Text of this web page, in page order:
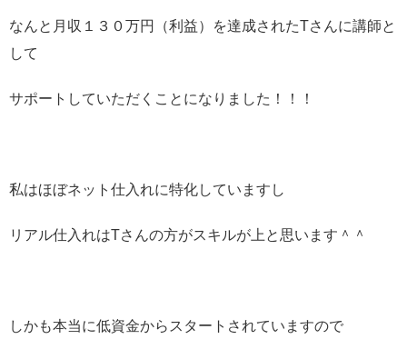
なんと月収１３０万円（利益）を達成されたTさんに講師と
して
サポートしていただくことになりました！！！
私はほぼネット仕入れに特化していますし
リアル仕入れはTさんの方がスキルが上と思います＾＾
しかも本当に低資金からスタートされていますので